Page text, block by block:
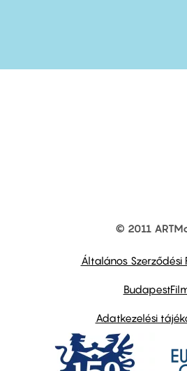
© 2011
Általános Szerződési
Adatkezelési